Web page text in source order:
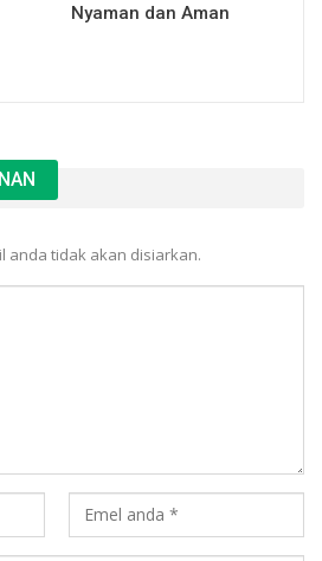
Nyaman dan Aman
anda tidak akan disiarkan.